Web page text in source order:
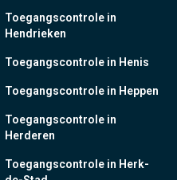
Toegangscontrole in
Hendrieken
Toegangscontrole in Henis
Toegangscontrole in Heppen
Toegangscontrole in
Herderen
Toegangscontrole in Herk-